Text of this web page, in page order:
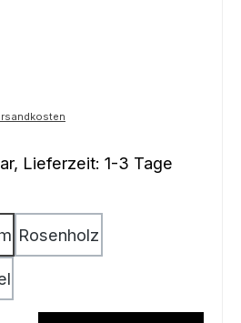
Lieferzeit: 1-3 Tage
Rosenholz